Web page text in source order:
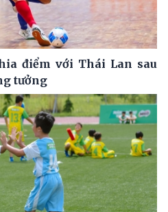
điểm với Thái Lan sau
tưởng